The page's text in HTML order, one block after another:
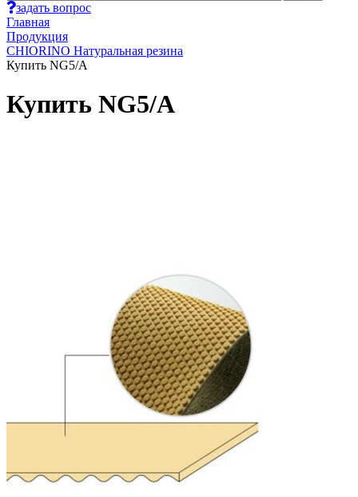
задать вопрос
Главная
Продукция
CHIORINO Натуральная резина
Купить NG5/A
Купить NG5/A